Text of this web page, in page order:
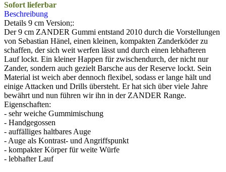
Sofort lieferbar
Beschreibung
Details 9 cm Version;:
Der 9 cm ZANDER Gummi entstand 2010 durch die Vorstellungen
von Sebastian Hänel, einen kleinen, kompakten Zanderköder zu
schaffen, der sich weit werfen lässt und durch einen lebhafteren
Lauf lockt. Ein kleiner Happen für zwischendurch, der nicht nur
Zander, sondern auch gezielt Barsche aus der Reserve lockt. Sein
Material ist weich aber dennoch flexibel, sodass er lange hält und
einige Attacken und Drills übersteht. Er hat sich über viele Jahre
bewährt und nun führen wir ihn in der ZANDER Range.
Eigenschaften:
- sehr weiche Gummimischung
- Handgegossen
- auffälliges haltbares Auge
- Auge als Kontrast- und Angriffspunkt
- kompakter Körper für weite Würfe
- lebhafter Lauf